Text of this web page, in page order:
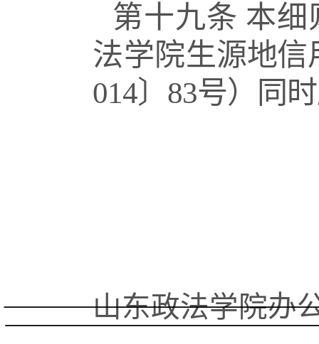
第十九条 本细
法学院生源地信
014〕83号）同
山东政法学院办